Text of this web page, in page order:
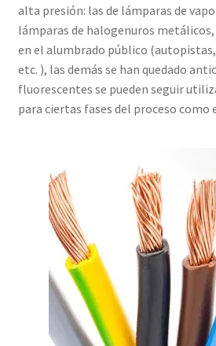
alta presión: las de lámparas de
lámparas de halogenuros
en el alumbrado público
etc. ), las demás se han quedado
fluorescentes se pueden seguir
para ciertas fases del proceso